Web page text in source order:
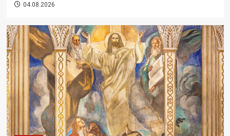
04.08.2026